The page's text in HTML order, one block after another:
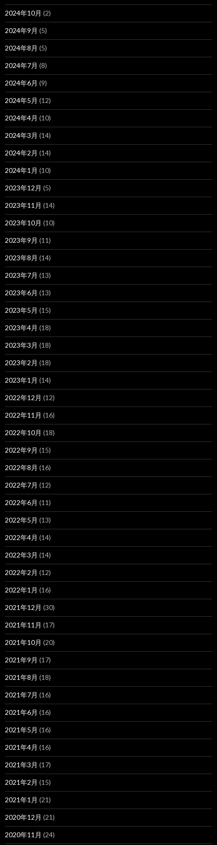
2024年10月 (2)
2024年9月 (5)
2024年8月 (5)
2024年7月 (8)
2024年6月 (9)
2024年5月 (12)
2024年4月 (10)
2024年3月 (14)
2024年2月 (14)
2024年1月 (10)
2023年12月 (5)
2023年11月 (14)
2023年10月 (10)
2023年9月 (11)
2023年8月 (14)
2023年7月 (13)
2023年6月 (13)
2023年5月 (15)
2023年4月 (18)
2023年3月 (18)
2023年2月 (18)
2023年1月 (14)
2022年12月 (12)
2022年11月 (16)
2022年10月 (18)
2022年9月 (15)
2022年8月 (16)
2022年7月 (12)
2022年6月 (11)
2022年5月 (13)
2022年4月 (14)
2022年3月 (14)
2022年2月 (12)
2022年1月 (16)
2021年12月 (30)
2021年11月 (17)
2021年10月 (20)
2021年9月 (17)
2021年8月 (18)
2021年7月 (16)
2021年6月 (16)
2021年5月 (16)
2021年4月 (16)
2021年3月 (17)
2021年2月 (15)
2021年1月 (21)
2020年12月 (21)
2020年11月 (24)